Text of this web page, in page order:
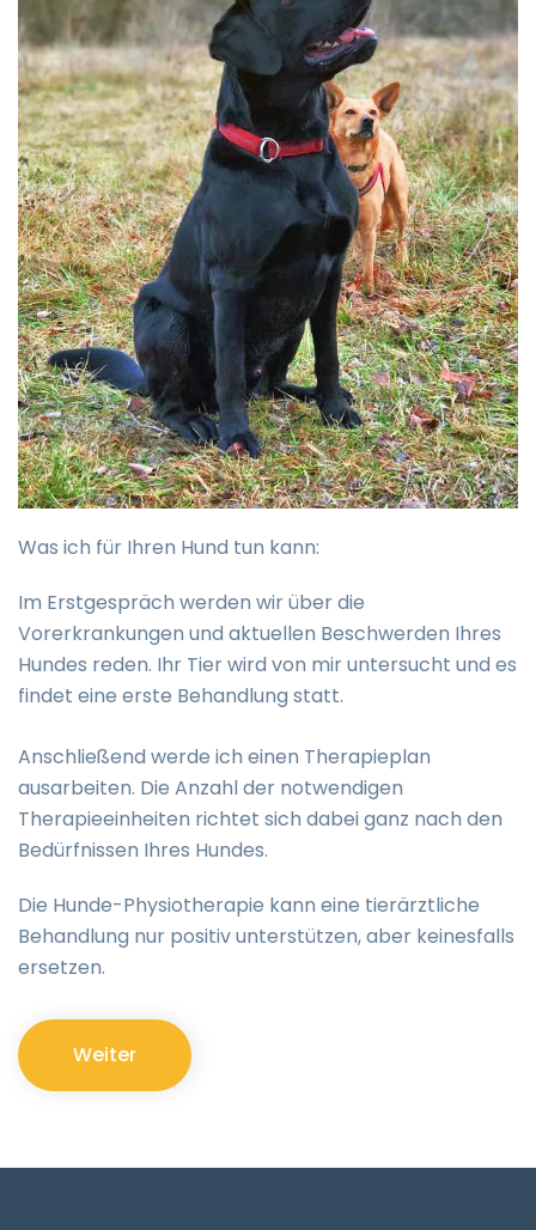
Was ich für Ihren Hund tun kann:
Im Erstgespräch werden wir über die
Vorerkrankungen und aktuellen Beschwerden Ihres
Hundes reden. Ihr Tier wird von mir untersucht und es
findet eine erste Behandlung statt.
Anschließend werde ich einen Therapieplan
ausarbeiten. Die Anzahl der notwendigen
Therapieeinheiten richtet sich dabei ganz nach den
Bedürfnissen Ihres Hundes.
Die Hunde-Physiotherapie kann eine tierärztliche
Behandlung nur positiv unterstützen, aber keinesfalls
ersetzen.
Weiter